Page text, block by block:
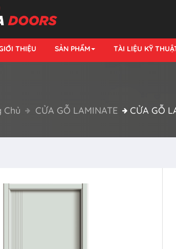
THIỆU SẢN PHẨM TÀI LIỆU KỸ
Chủ CỬA GỖ LAMINATE CỬA GỖ